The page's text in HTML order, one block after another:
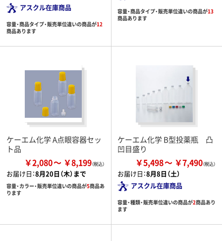
アスクル在庫商品
容量・商品タイプ・販売単位違いの商品が12
商品あります
容量・商品タイプ・販売単位違いの商品が13
商品あります
ケーエム化学 A点眼容器セッ
ト品
￥2,080 ￥8,199
お届け日：8月20日（木）まで
容量・カラー・販売単位違いの商品が5商品あ
ります
ケーエム化学 B型投薬瓶 凸
凹目盛り
￥5,498 ￥7,490
お届け日：8月8日（土）
アスクル在庫商品
容量・種類・販売単位違いの商品が2商品あり
ます